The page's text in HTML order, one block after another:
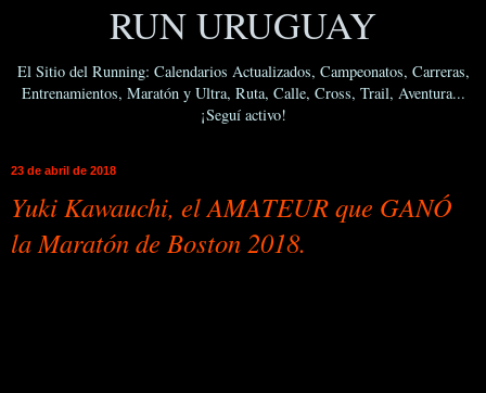
RUN URUGUAY
El Sitio del Running: Calendarios Actualizados, Campeonatos, Carreras,
Entrenamientos, Maratón y Ultra, Ruta, Calle, Cross, Trail, Aventura...
¡Seguí activo!
23 de abril de 2018
Yuki Kawauchi, el AMATEUR que GANÓ
la Maratón de Boston 2018.